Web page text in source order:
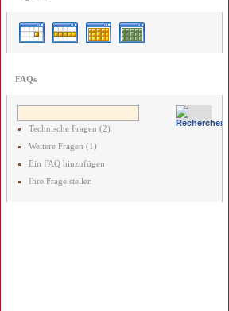
FAQs
Technische Fragen (2)
Weitere Fragen (1)
Ein FAQ hinzufügen
Ihre Frage stellen